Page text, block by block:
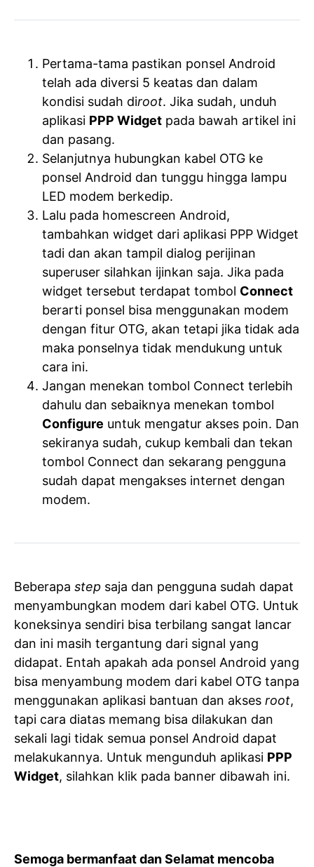
Pertama-tama pastikan ponsel Android
telah ada diversi 5 keatas dan dalam
kondisi sudah diroot. Jika sudah, unduh
aplikasi PPP Widget pada bawah artikel ini
dan pasang.
Selanjutnya hubungkan kabel OTG ke
ponsel Android dan tunggu hingga lampu
LED modem berkedip.
Lalu pada homescreen Android,
tambahkan widget dari aplikasi PPP Widget
tadi dan akan tampil dialog perijinan
superuser silahkan ijinkan saja. Jika pada
widget tersebut terdapat tombol Connect
berarti ponsel bisa menggunakan modem
dengan fitur OTG, akan tetapi jika tidak ada
maka ponselnya tidak mendukung untuk
cara ini.
Jangan menekan tombol Connect terlebih
dahulu dan sebaiknya menekan tombol
Configure untuk mengatur akses poin. Dan
sekiranya sudah, cukup kembali dan tekan
tombol Connect dan sekarang pengguna
sudah dapat mengakses internet dengan
modem.
Beberapa step saja dan pengguna sudah dapat
menyambungkan modem dari kabel OTG. Untuk
koneksinya sendiri bisa terbilang sangat lancar
dan ini masih tergantung dari signal yang
didapat. Entah apakah ada ponsel Android yang
bisa menyambung modem dari kabel OTG tanpa
menggunakan aplikasi bantuan dan akses root,
tapi cara diatas memang bisa dilakukan dan
sekali lagi tidak semua ponsel Android dapat
melakukannya. Untuk mengunduh aplikasi PPP
Widget, silahkan klik pada banner dibawah ini.
Semoga bermanfaat dan Selamat mencoba